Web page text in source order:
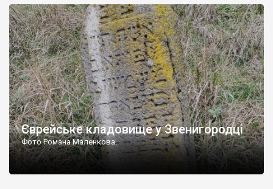
переходило від одного поміщика до другого, тобто
продавалося з людьми та землею. […]
Єврейське кладовище у Звенигородці
Фото Романа Маленкова.